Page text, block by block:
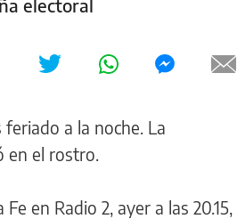
electoral
a la noche. La
en el rostro.
en Radio 2, ayer a las 20.15,